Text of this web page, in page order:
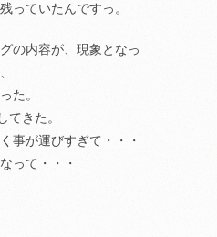
っていたんですっ。
の内容が、現象となっ
た。
てきた。
事が運びすぎて・・・
って・・・